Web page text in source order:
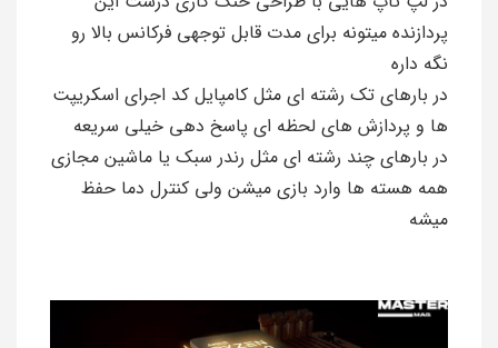
پردازنده میتونه برای مدت قابل توجهی فرکانس بالا رو
نگه داره
در بارهای تک رشته ای مثل کامپایل کد اجرای اسکریپت
ها و پردازش های لحظه ای پاسخ دهی خیلی سریعه
در بارهای چند رشته ای مثل رندر سبک یا ماشین مجازی
همه هسته ها وارد بازی میشن ولی کنترل دما حفظ
میشه